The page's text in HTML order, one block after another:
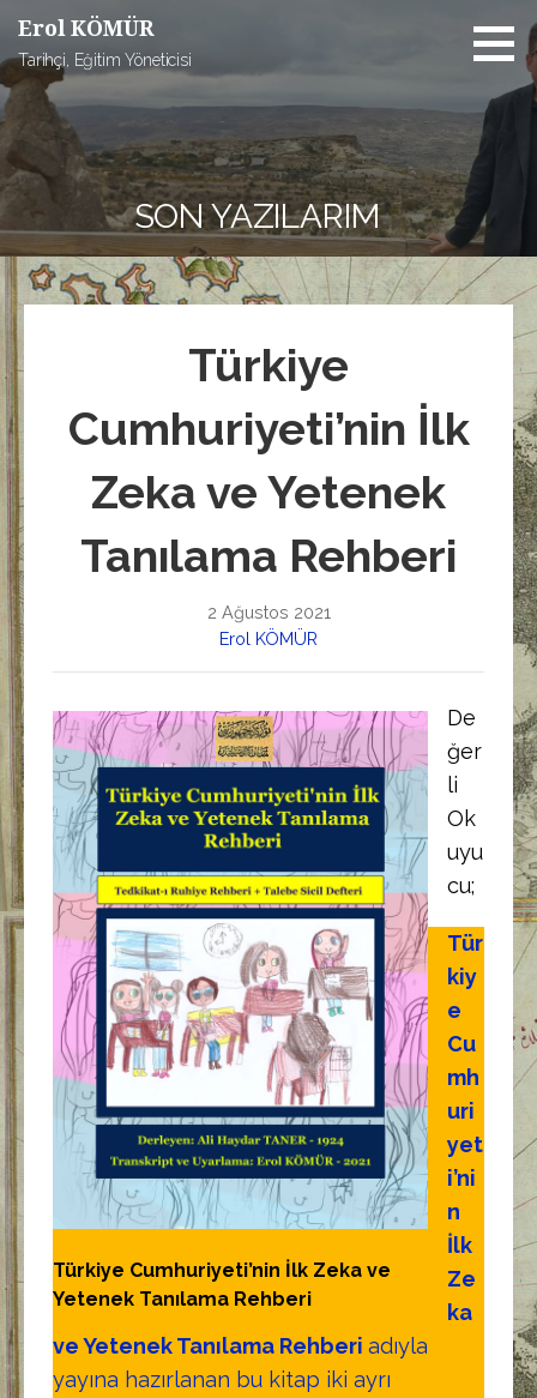
atla
Erol KÖMÜR
Tarihçi, Eğitim Yöneticisi
SON YAZILARIM
Türkiye
Cumhuriyeti’nin İlk
Zeka ve Yetenek
Tanılama Rehberi
2 Ağustos 2021
Erol KÖMÜR
Türkiye Cumhuriyeti’nin İlk Zeka ve
Yetenek Tanılama Rehberi
De
ğer
li
Ok
uyu
cu;
Tür
kiy
e
Cu
mh
uri
yet
i’ni
n
İlk
Ze
ka
ve Yetenek Tanılama Rehberi adıyla
yayına hazırlanan bu kitap iki ayrı